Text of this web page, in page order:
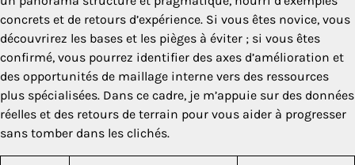
concrets et de retours d’expérience. Si vous êtes novice, vous
découvrirez les bases et les pièges à éviter ; si vous êtes
confirmé, vous pourrez identifier des axes d’amélioration et
des opportunités de maillage interne vers des ressources
plus spécialisées. Dans ce cadre, je m’appuie sur des données
réelles et des retours de terrain pour vous aider à progresser
sans tomber dans les clichés.